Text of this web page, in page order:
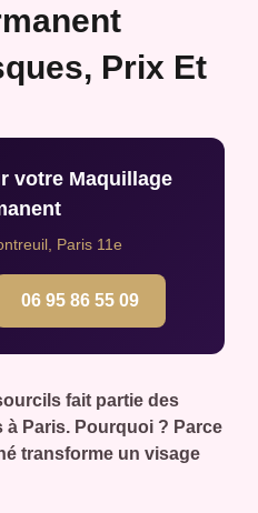
Prix Et
votre Maquillage
Paris 11e
06 95 86 55 09
fait partie des
Paris. Pourquoi ? Parce
transforme un visage